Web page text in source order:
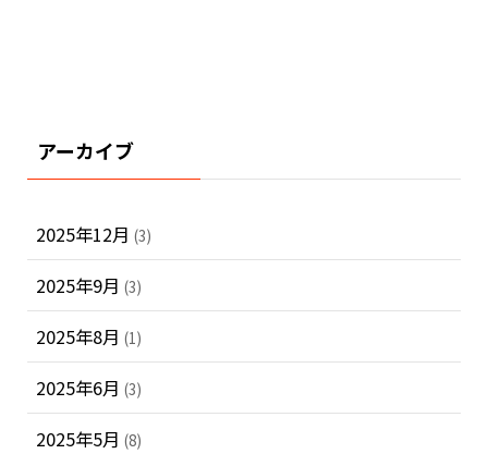
アーカイブ
2025年12月 (3)
2025年9月 (3)
2025年8月 (1)
2025年6月 (3)
2025年5月 (8)